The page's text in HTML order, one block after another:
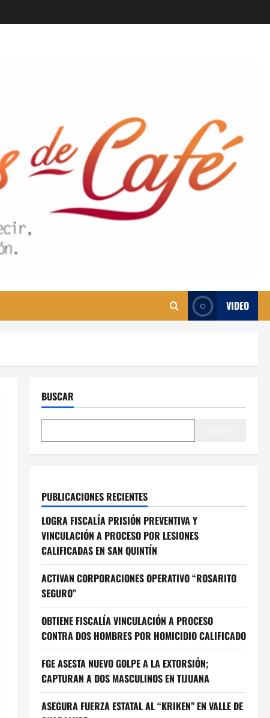
VIDEO
BUSCAR
PUBLICACIONES RECIENTES
LOGRA FISCALÍA PRISIÓN PREVENTIVA Y
VINCULACIÓN A PROCESO POR LESIONES
CALIFICADAS EN SAN QUINTÍN
ACTIVAN CORPORACIONES OPERATIVO “ROSARITO
SEGURO”
OBTIENE FISCALÍA VINCULACIÓN A PROCESO
CONTRA DOS HOMBRES POR HOMICIDIO CALIFICADO
FGE ASESTA NUEVO GOLPE A LA EXTORSIÓN;
CAPTURAN A DOS MASCULINOS EN TIJUANA
ASEGURA FUERZA ESTATAL AL “KRIKEN” EN VALLE DE